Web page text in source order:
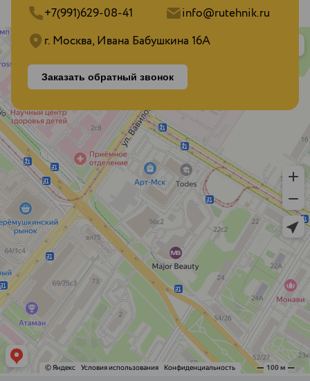
+7(991)629-08-41
info@rutehnik.ru
г. Москва, Ивана Бабушкина 16А
Заказать обратный звонок